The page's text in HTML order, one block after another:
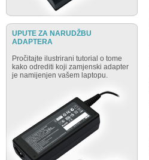
UPUTE ZA NARUDŽBU
ADAPTERA
Pročitajte ilustrirani tutorial o tome
kako odrediti koji zamjenski adapter
je namijenjen vašem laptopu.